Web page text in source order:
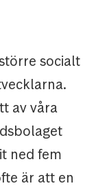
socialt
av våra
ned fem
är att en